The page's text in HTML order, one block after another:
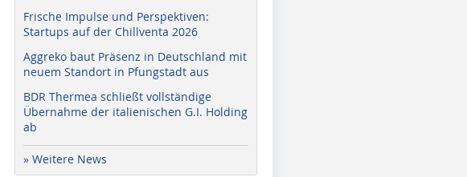
Frische Impulse und Perspektiven:
Startups auf der Chillventa 2026
Aggreko baut Präsenz in Deutschland mit
neuem Standort in Pfungstadt aus
BDR Thermea schließt vollständige
Übernahme der italienischen G.I. Holding
ab
» Weitere News